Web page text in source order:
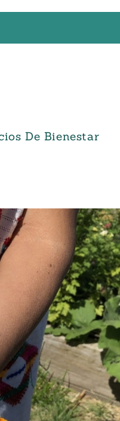
De Bienestar